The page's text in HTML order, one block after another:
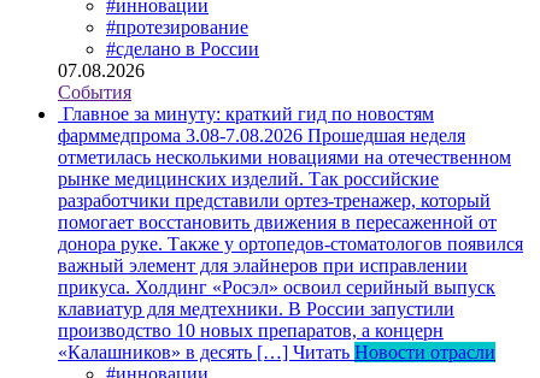
#инновации
#протезирование
#сделано в России
07.08.2026
События
Главное за минуту: краткий гид по новостям
фарммедпрома 3.08-7.08.2026 Прошедшая неделя
отметилась несколькими новациями на отечественном
рынке медицинских изделий. Так российские
разработчики представили ортез-тренажер, который
помогает восстановить движения в пересаженной от
донора руке. Также у ортопедов-стоматологов появился
важный элемент для элайнеров при исправлении
прикуса. Холдинг «Росэл» освоил серийный выпуск
клавиатур для медтехники. В России запустили
производство 10 новых препаратов, а концерн
«Калашников» в десять […] Читать Новости отрасли